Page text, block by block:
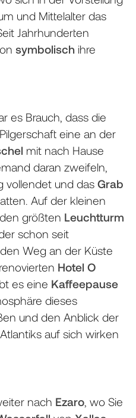
und Mittelalter das
Jahrhunderten
symbolisch ihre
es Brauch, dass die
eine an der
mit nach Hause
daran zweifeln,
vollendet und das Grab
Auf der kleinen
größten Leuchtturm
schon seit
Weg an der Küste
Hotel O
es eine Kaffeepause
dieses
und den Anblick der
auf sich wirken
nach Ezaro, wo Sie